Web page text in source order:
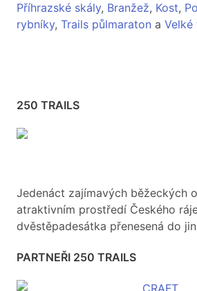
Příhrazské skály, Branžež, Kost,
rybníky, Trails půlmaraton a Velké
250 TRAILS
Jedenáct zajímavých běžeckých
atraktivním prostředí Českého
dvěstěpadesátka přenesená do
PARTNEŘI 250 TRAILS